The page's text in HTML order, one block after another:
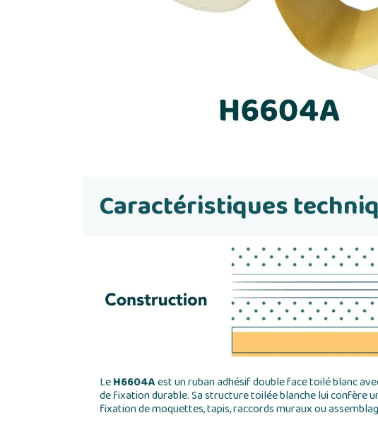
Caractéristiques
LeH6604Aest un ruban adhésif double face toilé blanc
de fixation durable. Sa structure toilée blanche lui confère
fixation de moquettes, tapis, raccords muraux ou